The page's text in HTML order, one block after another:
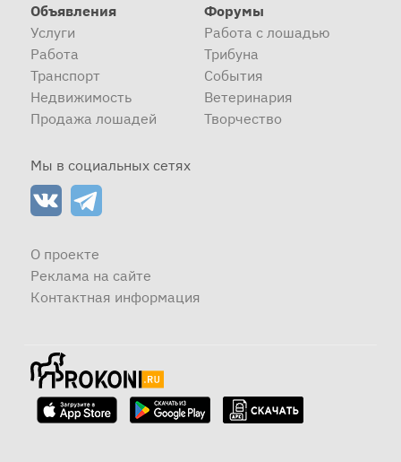
Объявления
Услуги
Работа
Транспорт
Недвижимость
Продажа лошадей
Форумы
Работа с лошадью
Трибуна
События
Ветеринария
Творчество
Мы в социальных сетях
О проекте
Реклама на сайте
Контактная информация